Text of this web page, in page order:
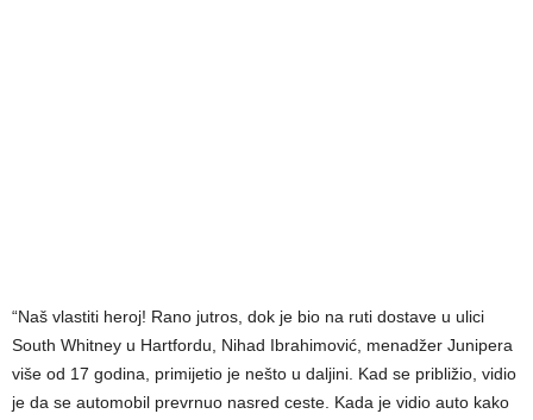
“Naš vlastiti heroj! Rano jutros, dok je bio na ruti dostave u ulici
South Whitney u Hartfordu, Nihad Ibrahimović, menadžer Junipera
više od 17 godina, primijetio je nešto u daljini. Kad se približio, vidio
je da se automobil prevrnuo nasred ceste. Kada je vidio auto kako